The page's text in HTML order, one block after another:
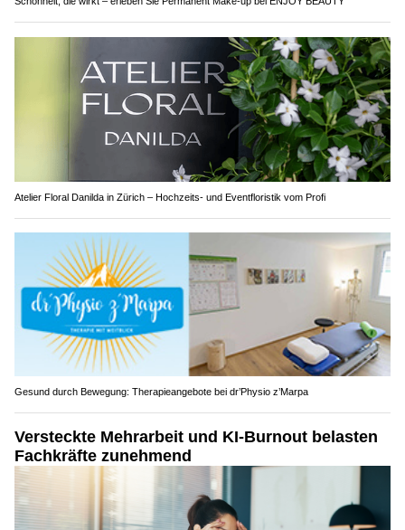
Atelier Floral Danilda in Zürich – Hochzeits- und Eventfloristik vom Profi
Gesund durch Bewegung: Therapieangebote bei dr’Physio z’Marpa
Versteckte Mehrarbeit und KI-Burnout belasten
Fachkräfte zunehmend